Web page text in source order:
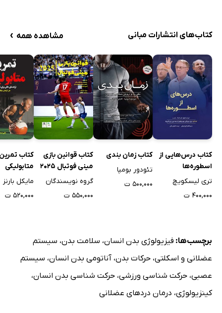
کتاب‌های انتشارات مبانی مشاهده همه ›
کتاب درس‌هایی از
اسطوره‌ها
تری لیسکویچ
۴۰۰,۰۰۰ ت
کتاب زمان بندی
تئودور بومپا
۵۰۰,۰۰۰ ت
کتاب قوانین بازی
مینی فوتبال 2025
گروه نویسندگان
۵۵۰,۰۰۰ ت
کتاب
متابولیکی
مایکل بارنز
۵۲۰,۰۰۰ ت
برچسب‌ها: فیزیولوژی بدن انسان، سلامت بدن، سیستم
عضلانی و اسکلتی، حرکات بدن، آناتومی بدن انسان، سیستم
عصبی، حرکت شناسی ورزشی، حرکت شناسی بدن انسان،
کینزیولوژی، درمان دردهای عضلانی